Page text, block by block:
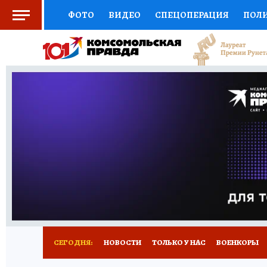
ФОТО ВИДЕО СПЕЦОПЕРАЦИЯ
СОЦПОДДЕРЖКА НАУКА СПОРТ
ВЫБОР ЭКСПЕРТОВ ДОКТОР
ПРОГНОЗЫ НА СПОРТ
НОВОЕ
СЕГОДНЯ: НОВОСТИ ТОЛЬКО У НАС ВОЕНКОРЫ